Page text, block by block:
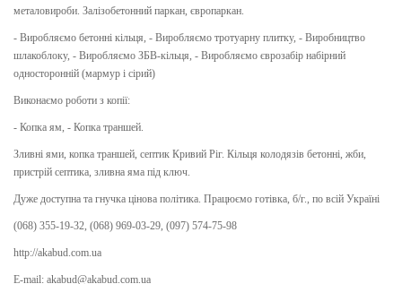
металовироби. Залізобетонний паркан, європаркан.
- Виробляємо бетонні кільця, - Виробляємо тротуарну плитку, - Виробництво
шлакоблоку, - Виробляємо ЗБВ-кільця, - Виробляємо єврозабір набірний
односторонній (мармур і сірий)
Виконаємо роботи з копії:
- Копка ям, - Копка траншей.
Зливні ями, копка траншей, септик Кривий Ріг. Кільця колодязів бетонні, жби,
пристрій септика, зливна яма під ключ.
Дуже доступна та гнучка цінова політика. Працюємо готівка, б/г., по всій Україні
(068) 355-19-32, (068) 969-03-29, (097) 574-75-98
http://akabud.com.ua
E-mail: akabud@akabud.com.ua